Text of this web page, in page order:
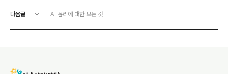
다음글 AI 윤리에 대한 모든 것